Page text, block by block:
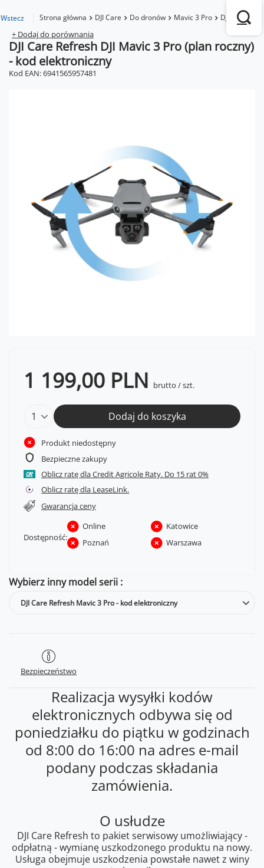
Wstecz Strona główna DJI Care Do dronów Mavic 3 Pro DJI Care
+ Dodaj do porównania
DJI Care Refresh DJI Mavic 3 Pro (plan roczny)
- kod elektroniczny
Kod EAN: 6941565957481
Wybierz inny model serii
DJI Care Refresh Mavic 3 Pro - kod elektroniczny
1 199,00 PLN brutto /szt.
Dodaj do koszyka
Produkt niedostępny
Bezpieczne zakupy
Oblicz ratę dla Credit Agricole Raty.
Oblicz ratę dla LeaseLink.
Gwarancja ceny
Dostępność:
Online
Katowice
Poznań
Warszawa
Bezpieczeństwo
Realizacja wysyłki kodów
elektronicznych odbywa się od
poniedziałku do piątku w godzinach
od 8:00 do 16:00 na adres e-mail
podany podczas składania
zamówienia.
O usłudze
DJI Care Refresh to pakiet serwisowy umożliwiający -
odpłatną - wymianę uszkodzonego produktu na nowy.
Usługa obejmuje uszkodzenia powstałe nawet z winy